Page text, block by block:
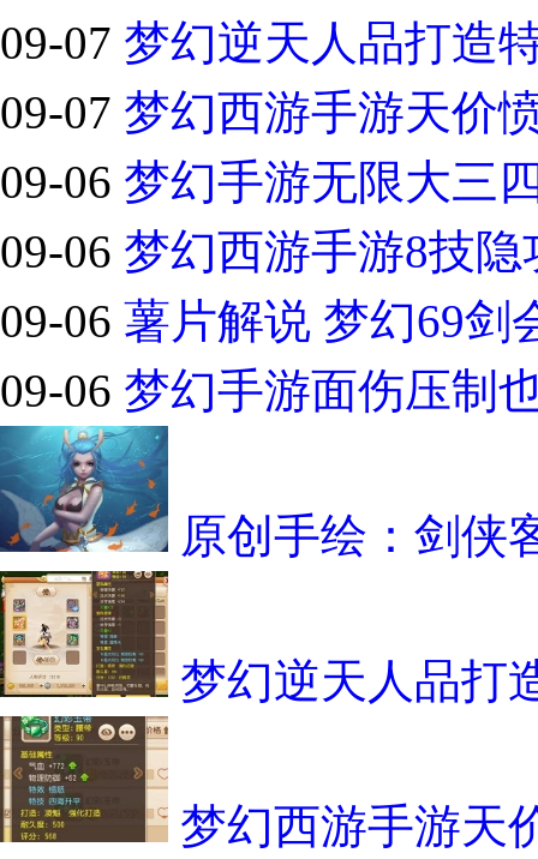
09-07 梦幻逆天人品打造
09-07 梦幻西游手游天价
09-06 梦幻手游无限大三
09-06 梦幻西游手游8技隐
09-06 薯片解说 梦幻69剑
09-06 梦幻手游面伤压制
原创手绘：剑侠
梦幻逆天人品打
梦幻西游手游天